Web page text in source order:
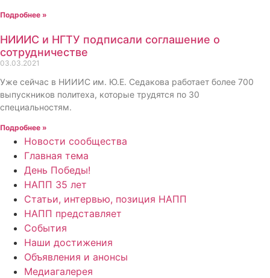
Подробнее »
НИИИС и НГТУ подписали соглашение о
сотрудничестве
03.03.2021
Уже сейчас в НИИИС им. Ю.Е. Седакова работает более 700
выпускников политеха, которые трудятся по 30
специальностям.
Подробнее »
Новости сообщества
Главная тема
День Победы!
НАПП 35 лет
Статьи, интервью, позиция НАПП
НАПП представляет
События
Наши достижения
Объявления и анонсы
Медиагалерея